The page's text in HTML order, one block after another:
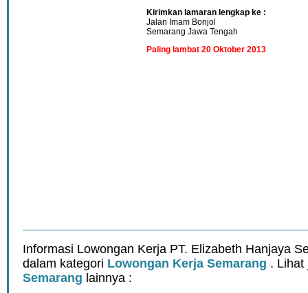
Kirimkan lamaran lengkap ke :
Jalan Imam Bonjol
Semarang Jawa Tengah
Paling lambat 20 Oktober 2013
Informasi Lowongan Kerja PT. Elizabeth Hanjaya
dalam kategori Lowongan Kerja Semarang .
Semarang lainnya :